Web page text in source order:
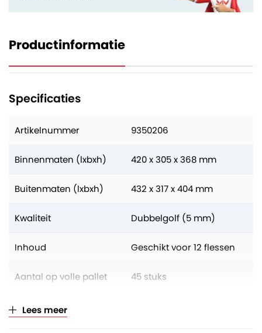
Productinformatie
Specificaties
Artikelnummer 9350206
Binnenmaten (lxbxh) 420 x 305 x 368 mm
Buitenmaten (lxbxh) 432 x 317 x 404 mm
Kwaliteit Dubbelgolf (5 mm)
Inhoud Geschikt voor 12 flessen
Aantal op volle pallet 45 stuks
Verkoopeenheid
Lees meer